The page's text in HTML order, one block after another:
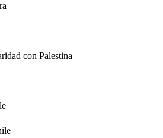
con Palestina